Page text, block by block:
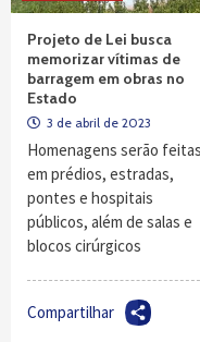
Projeto de Lei busca
memorizar vítimas de
barragem em obras no
Estado
3 de abril de 2023
Homenagens serão feitas
em prédios, estradas,
pontes e hospitais
públicos, além de salas e
blocos cirúrgicos
Compartilhar